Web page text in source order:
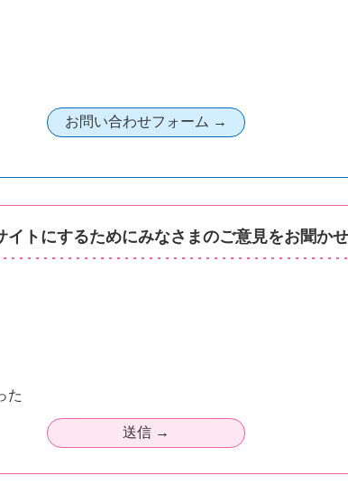
イトにするためにみなさまのご意見をお聞か
た